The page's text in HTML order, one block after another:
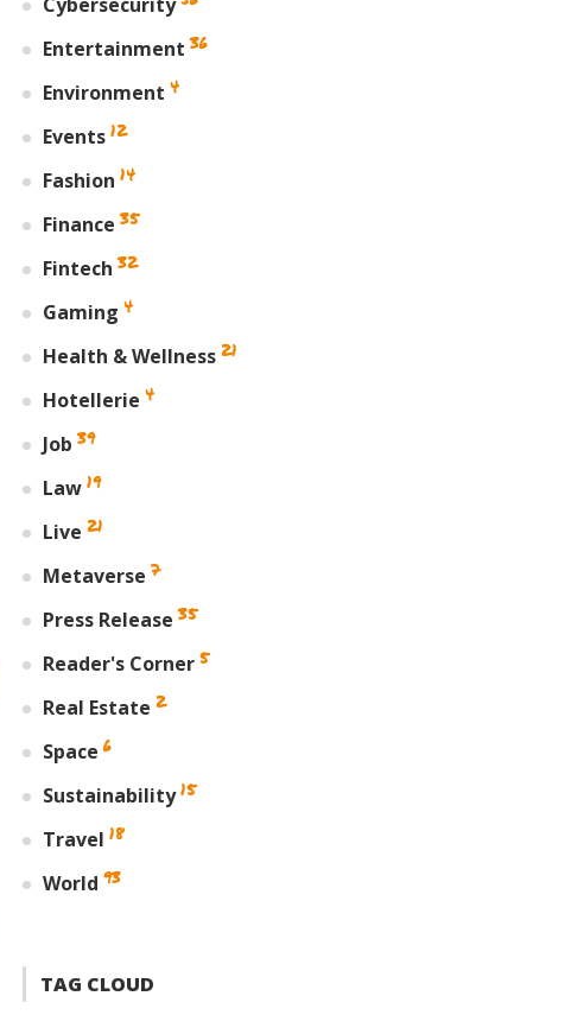
Entertainment 36
Environment 4
Events 12
Fashion 14
Finance 35
Fintech 32
Gaming 4
Health & Wellness 21
Hotellerie 4
Job 39
Law 19
Live 21
Metaverse 7
Press Release 35
Reader's Corner 5
Real Estate 2
Space 6
Sustainability 15
Travel 18
World 93
TAG CLOUD